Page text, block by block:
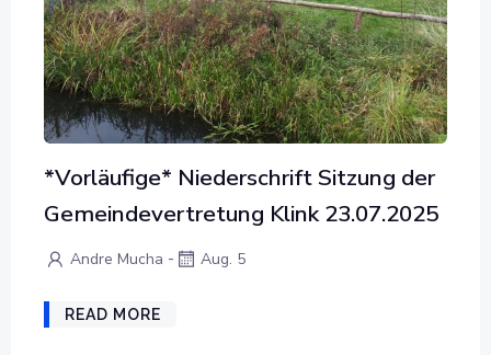
*Vorläufige* Niederschrift Sitzung der
Gemeindevertretung Klink 23.07.2025
Andre Mucha - Aug. 5
READ MORE